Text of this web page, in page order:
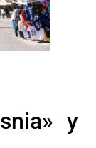
y